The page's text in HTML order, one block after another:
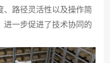
、路径灵活性以及操作简
进一步促进了技术协同的